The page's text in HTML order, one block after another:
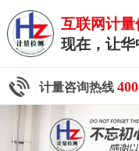
互联网计
现在，让
计量咨询热线